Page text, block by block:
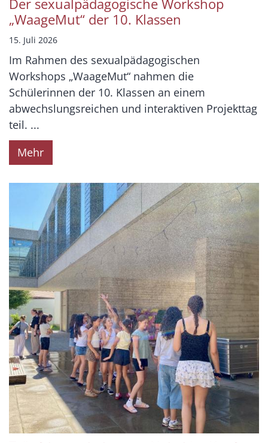
Der sexualpädagogische Workshop
„WaageMut“ der 10. Klassen
15. Juli 2026
Im Rahmen des sexualpädagogischen
Workshops „WaageMut“ nahmen die
Schülerinnen der 10. Klassen an einem
abwechslungsreichen und interaktiven Projekttag
teil. ...
Mehr